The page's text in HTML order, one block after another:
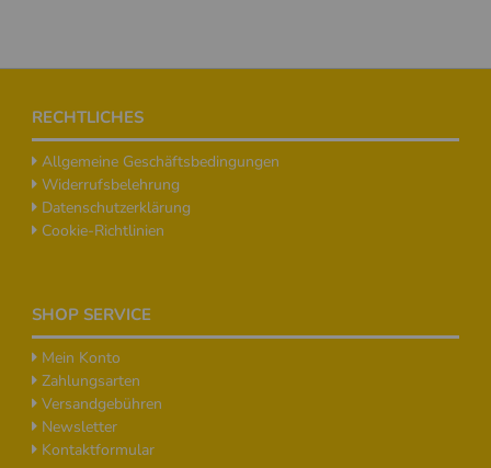
FooterRECHTLICHES
Allgemeine Geschäftsbedingungen
Widerrufsbelehrung
Datenschutzerklärung
Cookie-Richtlinien
SHOP SERVICE
Mein Konto
Zahlungsarten
Versandgebühren
Newsletter
Kontaktformular